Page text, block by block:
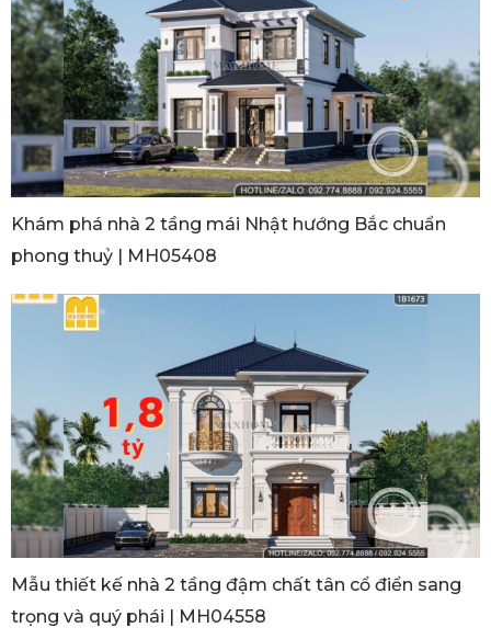
Khám phá nhà 2 tầng mái Nhật hướng Bắc chuẩn
phong thuỷ | MH05408
Mẫu thiết kế nhà 2 tầng đậm chất tân cổ điển sang
trọng và quý phái | MH04558